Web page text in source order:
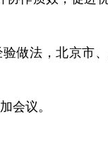
做法，北京市
会议。